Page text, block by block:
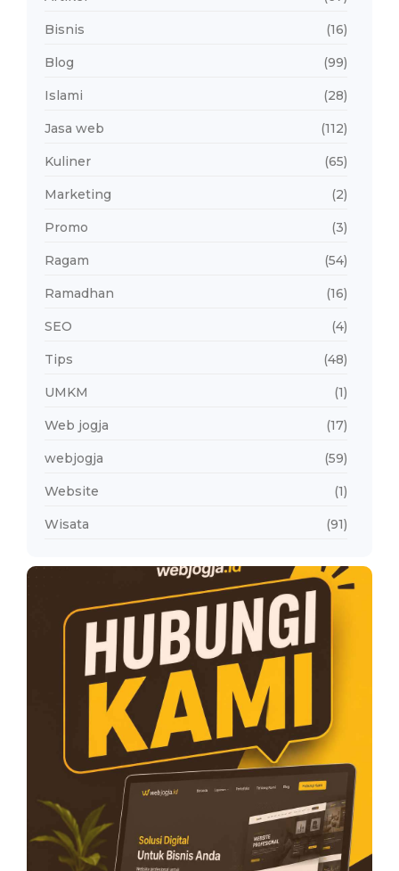
Bisnis (16)
Blog (99)
Islami (28)
Jasa web (112)
Kuliner (65)
Marketing (2)
Promo (3)
Ragam (54)
Ramadhan (16)
SEO (4)
Tips (48)
UMKM (1)
Web jogja (17)
webjogja (59)
Website (1)
Wisata (91)